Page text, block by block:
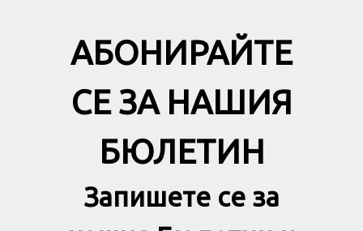
АБОНИРАЙТЕ
СЕ ЗА НАШИЯ
БЮЛЕТИН
Запишете се за